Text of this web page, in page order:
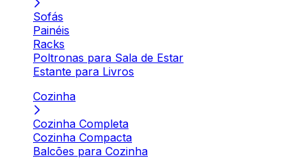
Sofás
Painéis
Racks
Poltronas para Sala de Estar
Estante para Livros
Cozinha
Cozinha Completa
Cozinha Compacta
Balcões para Cozinha